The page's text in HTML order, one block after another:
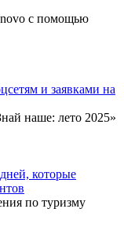
с помощью
и заявками на
наше: лето 2025»
которые
по туризму